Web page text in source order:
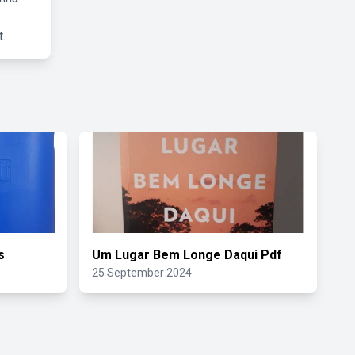
Um Lugar Bem Longe Daqui Pdf
25 September 2024